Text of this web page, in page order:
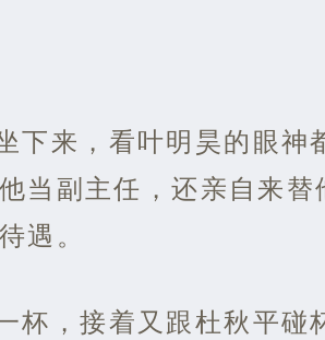
下来，看叶明昊的眼神
当副主任，还亲自来
遇。
杯，接着又跟杜秋平碰